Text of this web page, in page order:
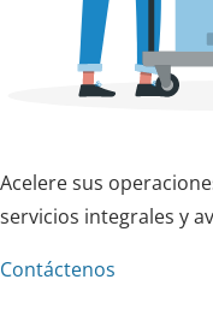
Acelere sus
servicios integrales y
Contáctenos